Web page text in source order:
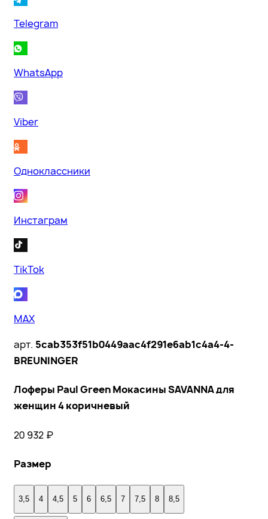
Telegram
WhatsApp
Viber
Одноклассники
Инстаграм
TikTok
MAX
арт. 5cab353f51b0449aac4f291e6ab1c4a4-4-
BREUNINGER
Лоферы Paul Green Мокасины SAVANNA для
женщин 4 коричневый
20 932 ₽
Размер
3,5 4 4,5 5 6 6,5 7 7,5 8 8,5